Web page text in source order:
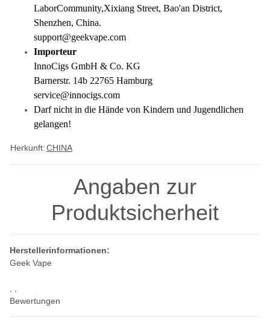
LaborCommunity,Xixiang Street, Bao'an District,
Shenzhen, China.
support@geekvape.com
Importeur
InnoCigs GmbH & Co. KG
Barnerstr. 14b 22765 Hamburg
service@innocigs.com
Darf nicht in die Hände von Kindern und Jugendlichen
gelangen!
Herkunft:CHINA
Angaben zur
Produktsicherheit
Herstellerinformationen:
Geek Vape
Bewertungen